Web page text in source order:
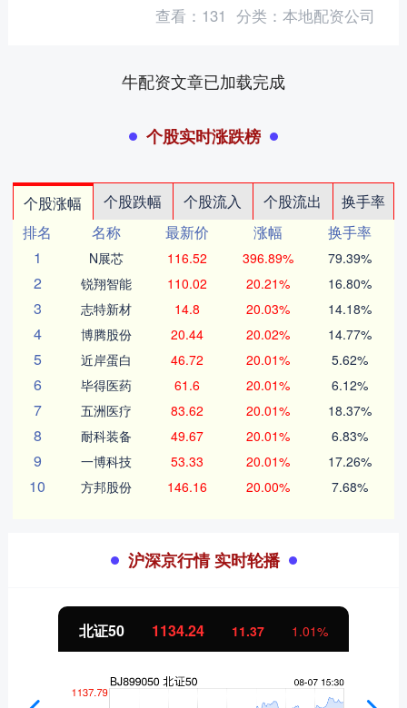
严厉，她那种对细节的苛求和对责任的
坚守，让她在公司中独树一....
查看： 131 分类： 本地配资公司
牛配资文章已加载完成
个股实时涨跌榜
个股涨幅 个股跌幅 个股流入 个股流出
换手率
排名
名称 最新价 涨幅
换手率
1
N展芯 116.52 396.89% 79.39%
2 锐翔智能 110.02 20.21% 16.80%
3 志特新材 14.8 20.03% 14.18%
4 博腾股份 20.44 20.02% 14.77%
5 近岸蛋白 46.72 20.01% 5.62%
6 毕得医药 61.6 20.01% 6.12%
7 五洲医疗 83.62 20.01% 18.37%
8 耐科装备 49.67 20.01% 6.83%
9 一博科技 53.33 20.01% 17.26%
10 方邦股份 146.16 20.00% 7.68%
沪深京行情 实时轮播
北证50 1134.24 11.37 1.01%